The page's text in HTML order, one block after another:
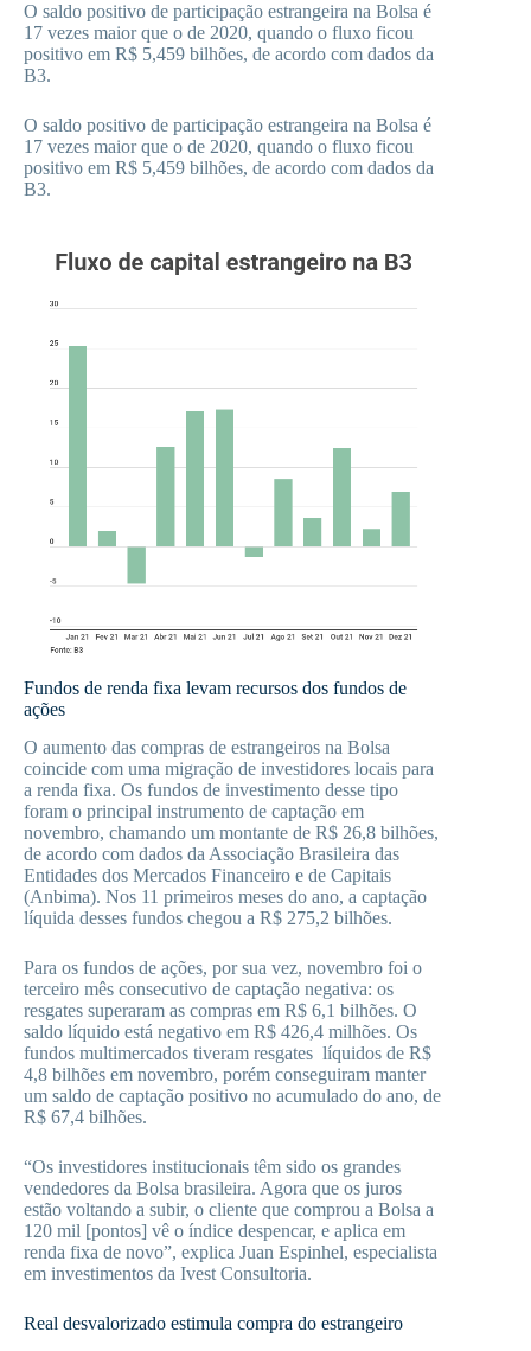
O saldo positivo de participação estrangeira na Bolsa é
17 vezes maior que o de 2020, quando o fluxo ficou
positivo em R$ 5,459 bilhões, de acordo com dados da
B3.
O saldo positivo de participação estrangeira na Bolsa é
17 vezes maior que o de 2020, quando o fluxo ficou
positivo em R$ 5,459 bilhões, de acordo com dados da
B3.
Fundos de renda fixa levam recursos dos fundos de
ações
O aumento das compras de estrangeiros na Bolsa
coincide com uma migração de investidores locais para
a renda fixa. Os fundos de investimento desse tipo
foram o principal instrumento de captação em
novembro, chamando um montante de R$ 26,8 bilhões,
de acordo com dados da Associação Brasileira das
Entidades dos Mercados Financeiro e de Capitais
(Anbima). Nos 11 primeiros meses do ano, a captação
líquida desses fundos chegou a R$ 275,2 bilhões.
Para os fundos de ações, por sua vez, novembro foi o
terceiro mês consecutivo de captação negativa: os
resgates superaram as compras em R$ 6,1 bilhões. O
saldo líquido está negativo em R$ 426,4 milhões. Os
fundos multimercados tiveram resgates líquidos de R$
4,8 bilhões em novembro, porém conseguiram manter
um saldo de captação positivo no acumulado do ano, de
R$ 67,4 bilhões.
“Os investidores institucionais têm sido os grandes
vendedores da Bolsa brasileira. Agora que os juros
estão voltando a subir, o cliente que comprou a Bolsa a
120 mil [pontos] vê o índice despencar, e aplica em
renda fixa de novo”, explica Juan Espinhel, especialista
em investimentos da Ivest Consultoria.
Real desvalorizado estimula compra do estrangeiro